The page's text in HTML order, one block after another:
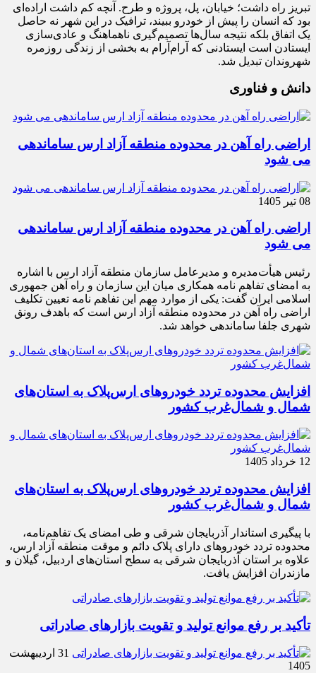
تبریز راه داشت؛ خیابان، پل، پروژه و طرح. آنچه کم داشت اراده‌ای
بود که انسان را پیش از خودرو ببیند، ترافیک در این شهر نه حاصل
یک اتفاق بلکه نتیجه سال‌ها تصمیم‌گیری ناهماهنگ و عادی‌سازی
ایستادن است ایستادنی که آرام‌آرام به بخشی از زندگی روزمره
شهروندان تبدیل شد.
دانش و فناوری
اراضی راه آهن در محدوده منطقه آزاد ارس ساماندهی
می شود
08 تیر 1405
اراضی راه آهن در محدوده منطقه آزاد ارس ساماندهی
می شود
رئیس هیأت‌مدیره و مدیرعامل سازمان منطقه آزاد ارس با اشاره
به امضای تفاهم نامه همکاری میان این سازمان و راه آهن جمهوری
اسلامی ایران گفت: یکی از موارد مهم این تفاهم نامه تعیین تکلیف
اراضی راه آهن در محدوده منطقه آزاد ارس است که باهدف رونق
شهری جلفا ساماندهی خواهد شد.
افزایش محدوده تردد خودروهای ارس‌پلاک به استان‌های
شمال و شمال‌غرب کشور
12 خرداد 1405
افزایش محدوده تردد خودروهای ارس‌پلاک به استان‌های
شمال و شمال‌غرب کشور
با پیگیری استاندار آذربایجان شرقی و طی امضای یک تفاهم‌نامه،
محدوده تردد خودروهای دارای پلاک دائم و موقت منطقه آزاد ارس،
علاوه بر استان آذربایجان شرقی به سطح استان‌های اردبیل، گیلان و
مازندران افزایش یافت.
تأکید بر رفع موانع تولید و تقویت بازارهای صادراتی
31 اردیبهشت
1405